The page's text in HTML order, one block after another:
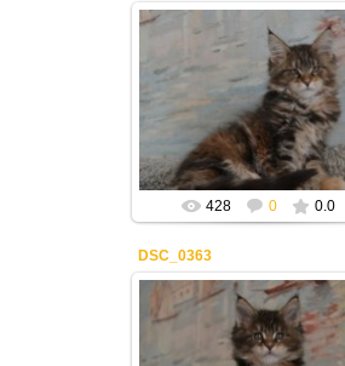
22.02.2021
Mila2409
428 0 0.0
DSC_0363
22.02.2021